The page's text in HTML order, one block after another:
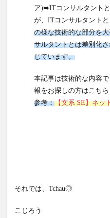
えよ。
下線
部⑫ARP要
求フレーム
をカプセル
のVXLANパ
ャプチャし
て、宛先IP
レームは、
てどのよう
ア)➡ITコンサルタント
が、ITコンサルタント
の様な技術的な部分を
サルタントとは差別化
じています。
本記事は技術的な内容
報をお探しの方はこち
参考：【文系 SE】ネッ
それでは、Tchau◎
こじろう